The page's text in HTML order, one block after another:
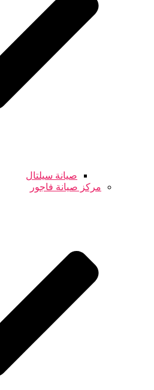
صيانة سيلتال
مركز صيانة فاجور